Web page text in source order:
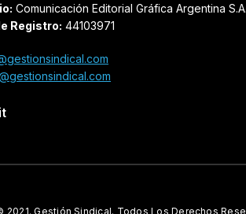
Comunicación Editorial Gráfica Argentina S.A.
Registro: 44103971
2021.Gestión Sindical. Todos Los Derechos